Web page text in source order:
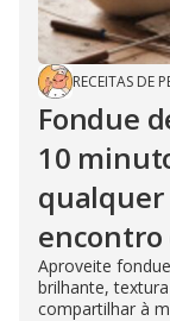
RECEITAS DE
Fondue
10
encontro
Aproveite
brilhante,
compartilhar à